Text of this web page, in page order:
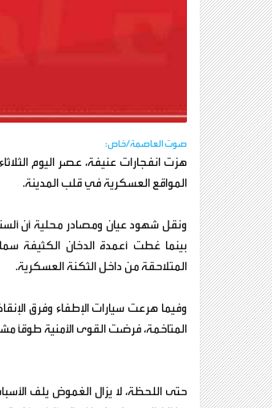
صوت العاصمة/خاص:
هزت انفجارات عنيفة، عصر اليوم
المواقع العسكرية في قلب المدينة.
ونقل شهود عيان ومصادر محلية أن
بينما غطت أعمدة الدخان الكثيفة
المتلاحقة من داخل الثكنة العسكرية.
وفيما هرعت سيارات الإطفاء وفرق
المتاخمة، فرضت القوى الأمنية طوقاً
حتى اللحظة، لا يزال الغموض يلف